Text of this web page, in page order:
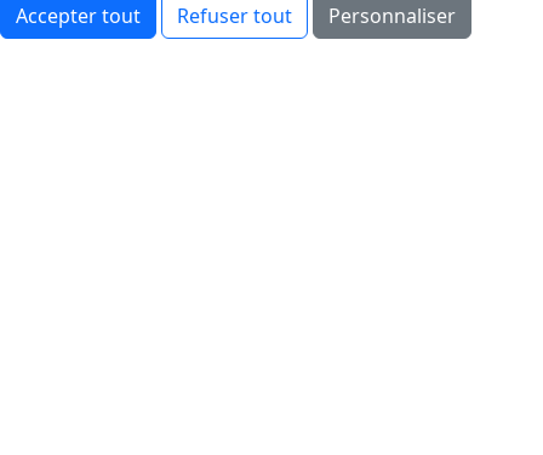
Accepter tout Refuser tout Personnaliser